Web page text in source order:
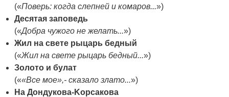
(«Поверь: когда слепней и комаров...»)
Десятая заповедь
(«Добра чужого не желать...»)
Жил на свете рыцарь бедный
(«Жил на свете рыцарь бедный...»)
Золото и булат
(««Все мое»,- сказало злато...»)
На Дондукова-Kорсакова